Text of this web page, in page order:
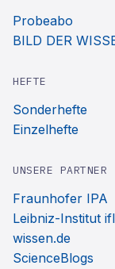
Probeabo
BILD DER
HEFTE
Sonderhefte
Einzelhefte
UNSERE PARTNER
Fraunhofer IPA
Leibniz-Institut ifl
wissen.de
ScienceBlogs